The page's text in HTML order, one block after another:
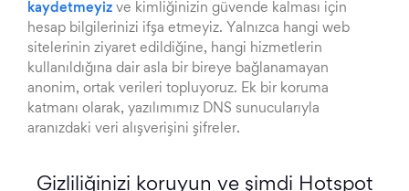
kaydetmeyiz ve kimliğinizin güvende kalması için
hesap bilgilerinizi ifşa etmeyiz. Yalnızca hangi web
sitelerinin ziyaret edildiğine, hangi hizmetlerin
kullanıldığına dair asla bir bireye bağlanamayan
anonim, ortak verileri topluyoruz. Ek bir koruma
katmanı olarak, yazılımımız DNS sunucularıyla
aranızdaki veri alışverişini şifreler.
Gizliliğinizi koruyun ve şimdi Hotspot